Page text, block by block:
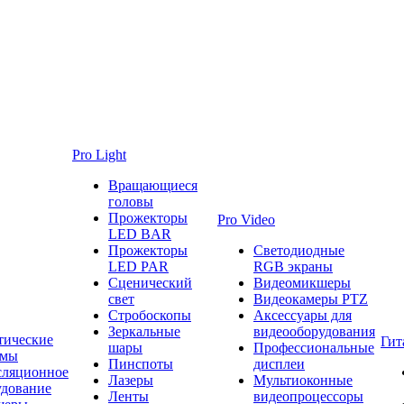
Pro Light
Вращающиеся
головы
Прожекторы
LED BAR
Прожекторы
LED PAR
Сценический
свет
Стробоскопы
Зеркальные
шары
Пинспоты
Лазеры
Ленты
Pro Video
Светодиодные
RGB экраны
Видеомикшеры
Видеокамеры PTZ
Аксессуары для
видеооборудования
Профессиональные
дисплеи
Мультиоконные
видеопроцессоры